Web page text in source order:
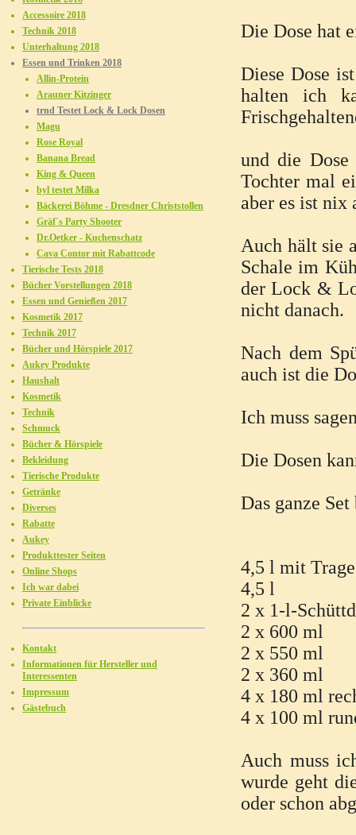
Die Dose hat
Diese Dose
halten ich
und die
Tochter mal
aber es ist nix
Auch hält sie
Schale im
der Lock &
nicht danach.
Nach dem
auch ist die
Ich muss
Die Dosen
Das ganze
4,5 l mit
4,5 l
2 x 1-l-
2 x 600 ml
2 x 550 ml
2 x 360 ml
4 x 180 ml
4 x 100 ml
Auch muss
wurde geht
oder schon
Accessoire 2018
Technik 2018
Unterhaltung 2018
Essen und Trinken 2018
Allin-Protein
Arauner Kitzinger
trnd Testet Lock & Lock Dosen
Magu
Rose Royal
Banana Bread
King & Queen
byl testet Milka
Bäckerei Böhme - Dresdner Christstollen
Gräf´s Party Shooter
Dr.Oetker - Kuchenschatz
Cava Contor mit Rabattcode
Tierische Tests 2018
Bücher Vorstellungen 2018
Essen und Genießen 2017
Kosmetik 2017
Technik 2017
Bücher und Hörspiele 2017
Aukey Produkte
Haushalt
Kosmetik
Technik
Schmuck
Bücher & Hörspiele
Bekleidung
Tierische Produkte
Getränke
Diverses
Rabatte
Aukey
Produkttester Seiten
Online Shops
Ich war dabei
Private Einblicke
Kontakt
Informationen für Hersteller und
Interessenten
Impressum
Gästebuch